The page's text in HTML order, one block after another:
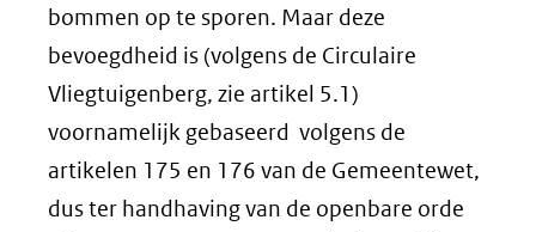
bommen op te sporen. Maar deze
bevoegdheid is (volgens de Circulaire
Vliegtuigenberg, zie artikel 5.1)
voornamelijk gebaseerd volgens de
artikelen 175 en 176 van de Gemeentewet,
dus ter handhaving van de openbare orde